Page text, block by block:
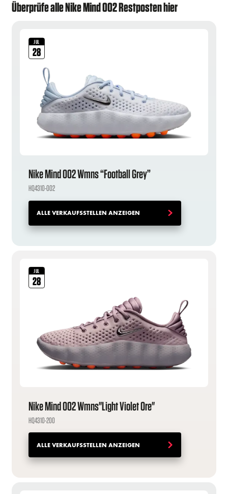
Überprüfe alle Nike Mind 002 Restposten hier
JUL
28
Nike Mind 002 Wmns “Football Grey”
HQ4310-002
ALLE VERKAUFSSTELLEN ANZEIGEN
JUL
28
Nike Mind 002 Wmns"Light Violet Ore"
HQ4310-200
ALLE VERKAUFSSTELLEN ANZEIGEN